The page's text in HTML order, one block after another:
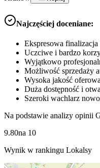
Najczęściej doceniane:
Ekspresowa
Uczciwe i bardzo
Wyjątkowo
Możliwość sprzedaży
Wysoka jakość
Duża dostępność i
Szeroki wachlarz
Na podstawie analizy opinii
9.80na 10
Wynik w rankingu Lokalsy